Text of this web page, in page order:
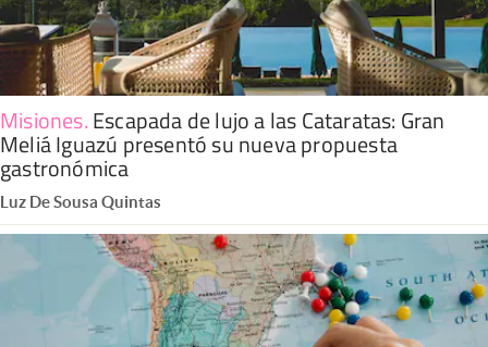
Misiones.Escapada de lujo a las Cataratas: Gran
Meliá Iguazú presentó su nueva propuesta
gastronómica
Luz De Sousa Quintas